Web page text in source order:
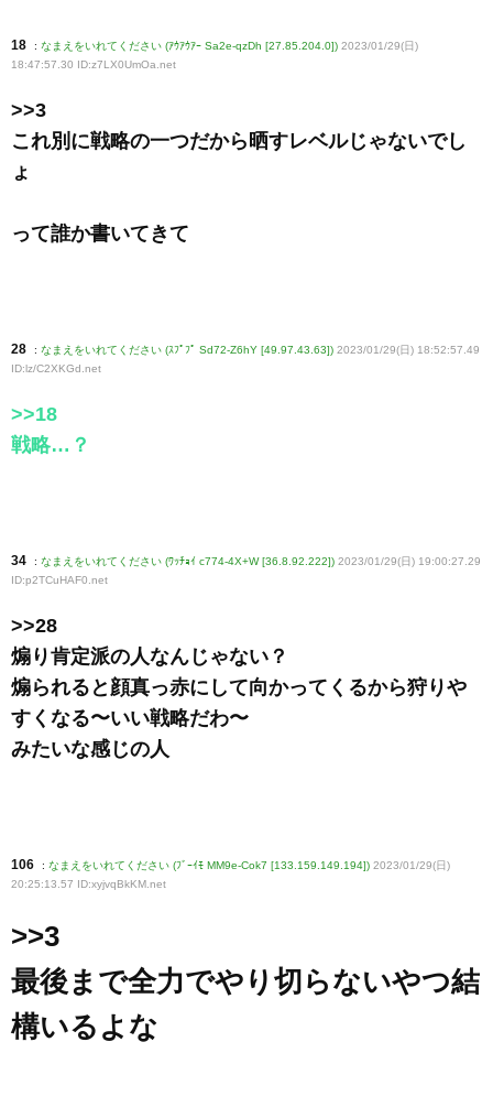
18 : なまえをいれてください (ｱｳｱｳｱｰ Sa2e-qzDh [27.85.204.0]) 2023/01/29(日)
18:47:57.30 ID:z7LX0UmOa .net
>>3
これ別に戦略の一つだから晒すレベルじゃないでし
ょ
って誰か書いてきて
28 : なまえをいれてください (ｽﾌﾟﾌﾟ Sd72-Z6hY [49.97.43.63]) 2023/01/29(日) 18:52:57.49
ID:lz/C2XKGd .net
>>18
戦略…？
34 : なまえをいれてください (ﾜｯﾁｮｲ c774-4X+W [36.8.92.222]) 2023/01/29(日) 19:00:27.29
ID:p2TCuHAF0 .net
>>28
煽り肯定派の人なんじゃない？
煽られると顔真っ赤にして向かってくるから狩りや
すくなる〜いい戦略だわ〜
みたいな感じの人
106 : なまえをいれてください (ﾌﾞｰｲﾓ MM9e-Cok7 [133.159.149.194]) 2023/01/29(日)
20:25:13.57 ID:xyjvqBkKM.net
>>3
最後まで全力でやり切らないやつ結
構いるよな